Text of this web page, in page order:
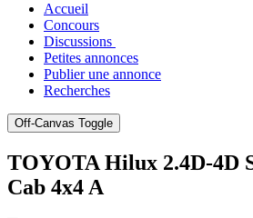
Accueil
Concours
Discussions
Petites annonces
Publier une annonce
Recherches
Off-Canvas Toggle
TOYOTA Hilux 2.4D-4D
Cab 4x4 A